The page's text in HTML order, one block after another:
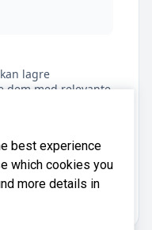
lagre
dem med relevante
meg å finne
Få tilbud
best experience
which cookies you
more details in